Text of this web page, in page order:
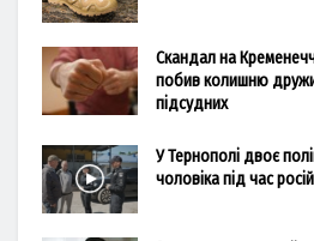
Скандал на
побив колишню
підсудних
У Тернополі двоє
чоловіка під час